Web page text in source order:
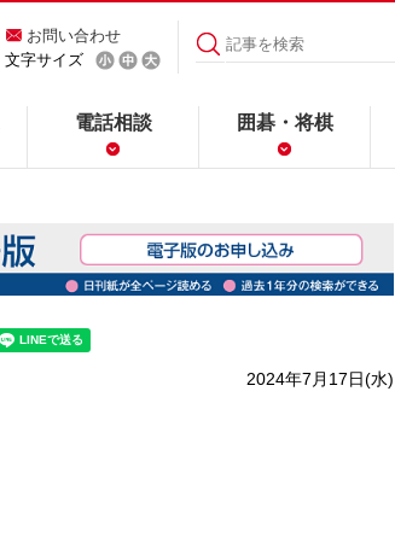
お問い合わせ
文字サイズ
電話相談 囲碁・将棋
2024年7月17日(水)